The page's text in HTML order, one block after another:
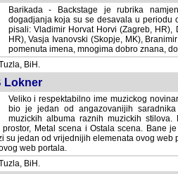
Barikada - Backstage je rubrika
dogadjanja koja su se desavala u periodu
pisali: Vladimir Horvat Horvi (Zagreb, HR),
HR), Vasja Ivanovski (Skopje, MK),
pomenuta imena, mnogima dobro znana,
BiH.
Lokner
Veliko i respektabilno ime muzickog
bio je jedan od angazovanijih saradnika
albuma raznih muzickih stilova. Njegovi
scena i Ostala scena. Bane je jedan od
elemenata ovog web portala i
BiH.